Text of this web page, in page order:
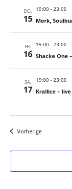
DO.
15
19:00- 23:00
Mork,
FR.
16
19:00- 23:00
Shacke One
SA.
17
19:00- 23:00
Krallice – live
Vorherige